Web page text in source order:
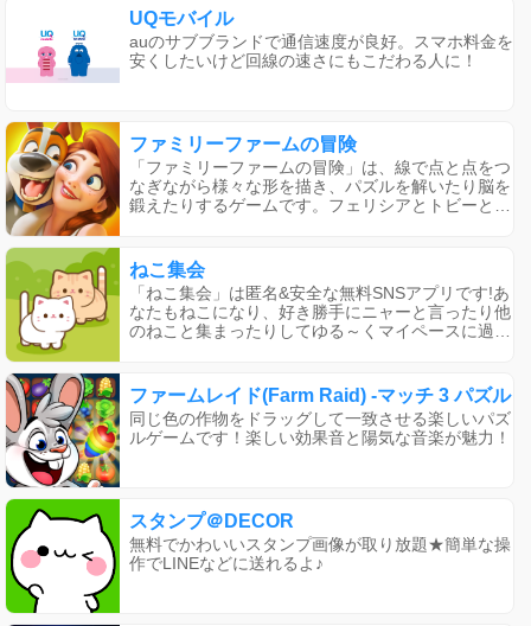
や悩み相談をしたい方にオススメです。400名近い
ボイスキャストがおり、かわいい声やかっこいい
声、男声や女声など様々な声が揃っています。さま
ざまな機能もあり、通話やチャット、声のお裾分
UQモバイル
auのサブブランドで通信速度が良好。スマホ料金を
安くしたいけど回線の速さにもこだわる人に！
ファミリーファームの冒険
「ファミリーファームの冒険」は、線で点と点をつ
なぎながら様々な形を描き、パズルを解いたり脳を
鍛えたりするゲームです。フェリシアとトビーと一
エストを完了して冒険に参加し、人々や動物と交流
したり、宝物や遺物を集めたりすることもできま
す。興味がある方はFacebookのファンページに参
加してください。
ねこ集会
「ねこ集会」は匿名&安全な無料SNSアプリです!あ
なたもねこになり、好き勝手にニャーと言ったり他
のねこと集まったりしてゆる～くマイペースに過ご
ファームレイド(Farm Raid) -マッチ 3 パズル
同じ色の作物をドラッグして一致させる楽しいパズ
ルゲームです！楽しい効果音と陽気な音楽が魅力！
スタンプ＠DECOR
無料でかわいいスタンプ画像が取り放題★簡単な操
作でLINEなどに送れるよ♪